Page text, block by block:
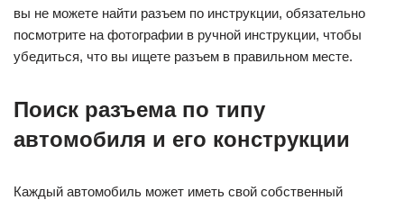
вы не можете найти разъем по инструкции, обязательно
посмотрите на фотографии в ручной инструкции, чтобы
убедиться, что вы ищете разъем в правильном месте.
Поиск разъема по типу
автомобиля и его конструкции
Каждый автомобиль может иметь свой собственный